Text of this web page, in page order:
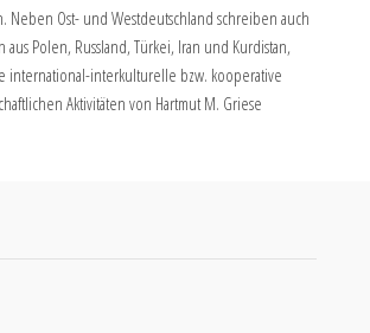
Neben Ost- und Westdeutschland schreiben auch
Polen, Russland, Türkei, Iran und Kurdistan,
international-interkulturelle bzw. kooperative
Aktivitäten von Hartmut M. Griese